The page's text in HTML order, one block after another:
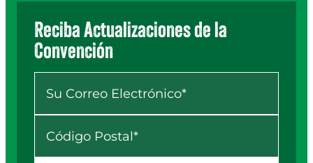
Reciba Actualizaciones de la
Convención